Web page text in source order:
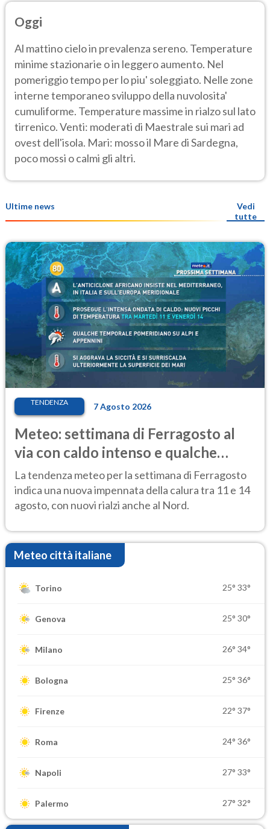
Oggi
Al mattino cielo in prevalenza sereno. Temperature
minime stazionarie o in leggero aumento. Nel
pomeriggio tempo per lo piu' soleggiato. Nelle zone
interne temporaneo sviluppo della nuvolosita'
cumuliforme. Temperature massime in rialzo sul lato
tirrenico. Venti: moderati di Maestrale sui mari ad
ovest dell'isola. Mari: mosso il Mare di Sardegna,
poco mossi o calmi gli altri.
Ultime news
Vedi
tutte
TENDENZA 7 Agosto 2026
Meteo: settimana di Ferragosto al
via con caldo intenso e qualche
temporale
La tendenza meteo per la settimana di Ferragosto
indica una nuova impennata della calura tra 11 e 14
agosto, con nuovi rialzi anche al Nord.
Meteo città italiane
Torino 25° 33°
Genova 25° 30°
Milano 26° 34°
Bologna 25° 36°
Firenze 22° 37°
Roma 24° 36°
Napoli 27° 33°
Palermo 27° 32°